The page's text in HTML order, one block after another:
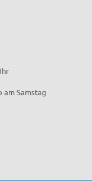
am Samstag